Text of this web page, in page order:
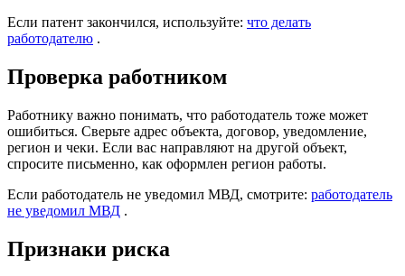
Если патент закончился, используйте: что делать
работодателю .
Проверка работником
Работнику важно понимать, что работодатель тоже может
ошибиться. Сверьте адрес объекта, договор, уведомление,
регион и чеки. Если вас направляют на другой объект,
спросите письменно, как оформлен регион работы.
Если работодатель не уведомил МВД, смотрите: работодатель
не уведомил МВД .
Признаки риска